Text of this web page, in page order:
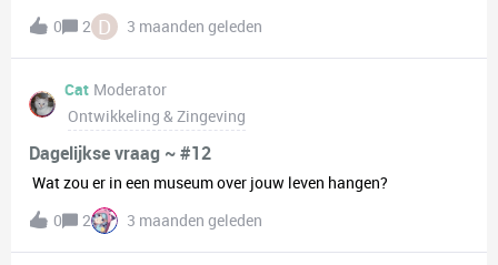
naar een hbcafé te gaan, maar ik ben op zoek naar meer dingen
die ik kan doen om mijn hoogbegaafde brein beter te leren
begrijpen.Zijn er mensen die zich hier in herkennen of tips
hebben? Laat het me weten!
0 2 D 3 maanden geleden
Cat Moderator
Ontwikkeling & Zingeving
Dagelijkse vraag ~ #12
Wat zou er in een museum over jouw leven hangen?
0
2 3 maanden geleden